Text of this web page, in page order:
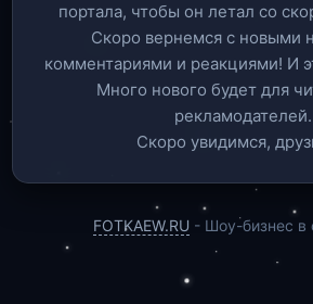
портала, чтобы он летал со
Скоро вернемся c новыми
комментариями и реакциями! И
Много нового будет для
рекламодателей.
Скоро увидимся,
FOTKAEW.RU - Шоу-бизнес в